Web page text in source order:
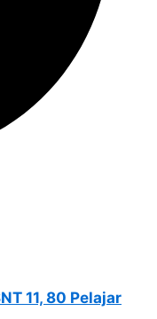
11, 80 Pelajar